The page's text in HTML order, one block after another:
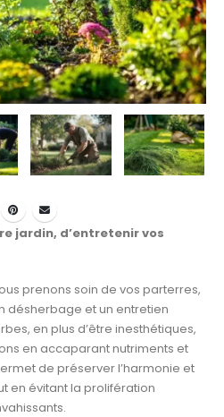
jardin, d’entretenir vos
prenons soin de vos parterres,
désherbage et un entretien
en plus d’être inesthétiques,
en accaparant nutriments et
de préserver l’harmonie et
en évitant la prolifération